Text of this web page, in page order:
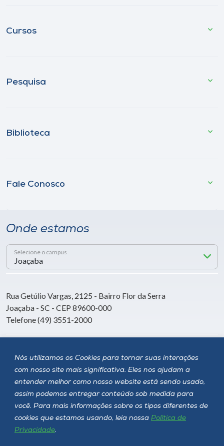
Nós utilizamos os Cookies para tornar suas interações
com nosso site mais significativa. Eles nos ajudam a
entender melhor como nosso website está sendo usado,
assim podemos entregar conteúdo sob medida para
você. Para mais informações sobre os tipos diferentes de
cookies que estamos usando, leia nossa Política de
Privacidade.
Cursos
Pesquisa
Biblioteca
Fale Conosco
Onde estamos
Selecione o campus
Rua Getúlio Vargas, 2125 - Bairro Flor da Serra
Joaçaba - SC - CEP 89600-000
Telefone (49) 3551-2000
Siga a Unoesc